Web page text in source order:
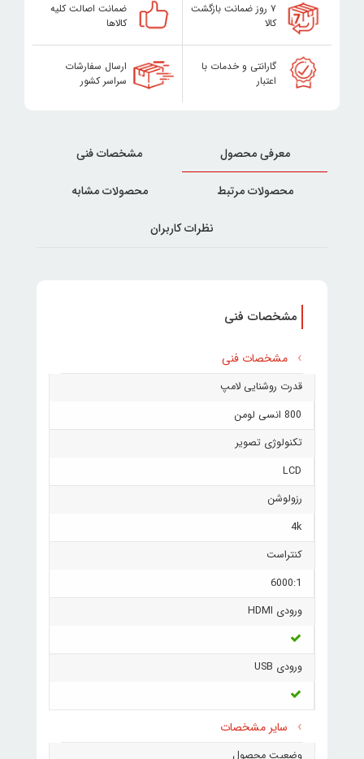
۷ روز ضمانت بازگشت
کالا
ضمانت اصالت کلیه
کالاها
گارانتی و خدمات با
اعتبار
ارسال سفارشات
سراسر کشور
معرفی محصول مشخصات فنی
محصولات مرتبط محصولات مشابه
نظرات کاربران
مشخصات فنی
مشخصات فنی
قدرت روشنایی لامپ
800 انسی لومن
تکنولوژی تصویر
LCD
رزولوشن
4k
کنتراست
6000:1
ورودی HDMI
ورودی USB
سایر مشخصات
وضعیت محصول